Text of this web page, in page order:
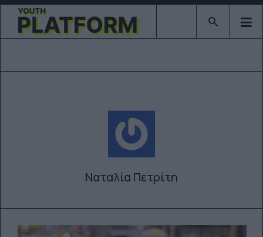
Type 2 or
Ναταλία Πετρίτη